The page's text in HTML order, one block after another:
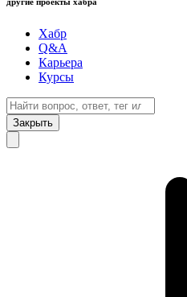
Хабр
Q&A
Карьера
Курсы
Закрыть